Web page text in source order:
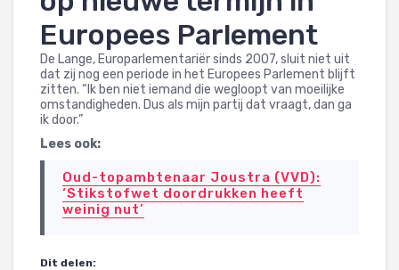
Europees Parlement
De Lange, Europarlementariër sinds 2007, sluit niet uit
dat zij nog een periode in het Europees Parlement blijft
zitten. “Ik ben niet iemand die wegloopt van moeilijke
omstandigheden. Dus als mijn partij dat vraagt, dan ga
ik door.”
Lees ook:
Oud-topambtenaar Joustra (VVD):
‘Stikstofwet doordrukken heeft
weinig nut’
Dit delen: